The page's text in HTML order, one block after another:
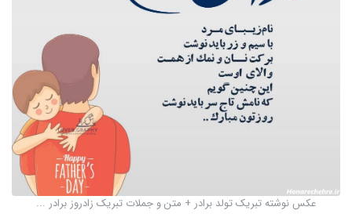
عکس نوشته تبریک تولد برادر + متن و جملات تبریک زادروز برادر ...